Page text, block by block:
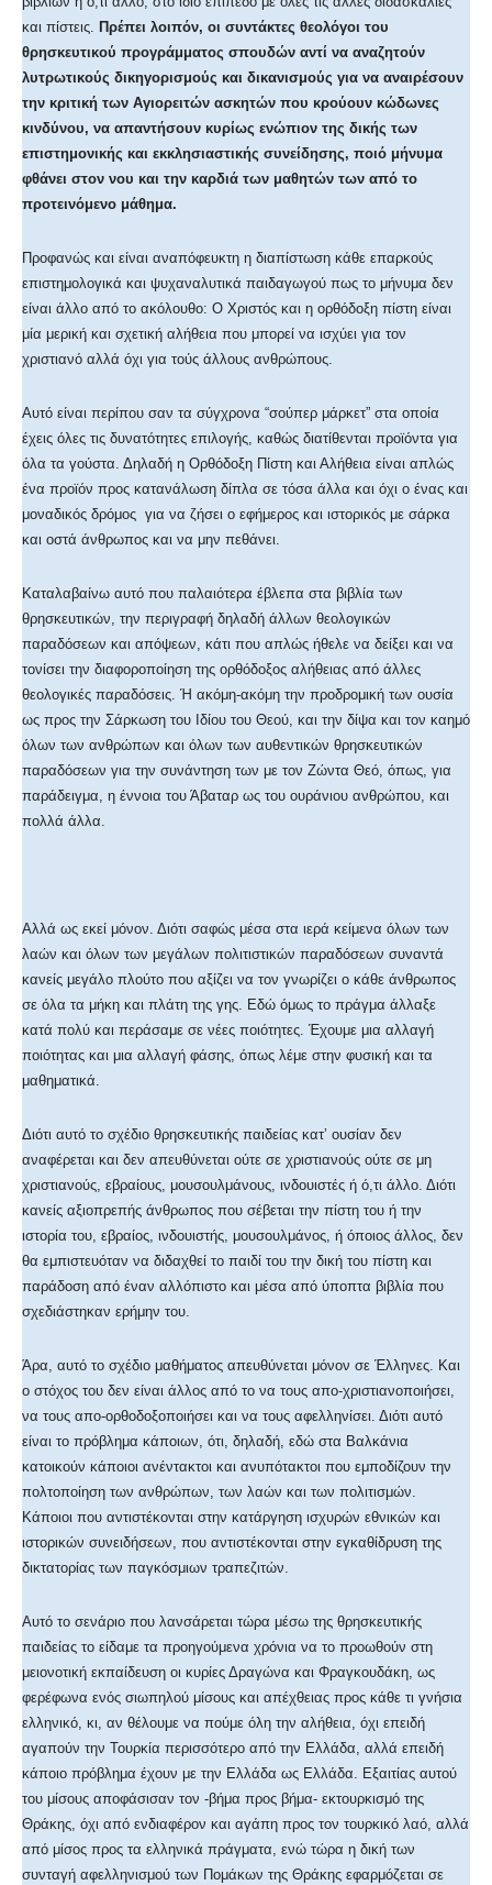
και πίστεις. Πρέπει λοιπόν, οι συντάκτες θεολόγοι του
θρησκευτικού προγράμματος σπουδών αντί να αναζητούν
λυτρωτικούς δικηγορισμούς και δικανισμούς για να αναιρέσουν
την κριτική των Αγιορειτών ασκητών που κρούουν κώδωνες
κινδύνου, να απαντήσουν κυρίως ενώπιον της δικής των
επιστημονικής και εκκλησιαστικής συνείδησης, ποιό μήνυμα
φθάνει στον νου και την καρδιά των μαθητών των από το
προτεινόμενο μάθημα.
Προφανώς και είναι αναπόφευκτη η διαπίστωση κάθε επαρκούς
επιστημολογικά και ψυχαναλυτικά παιδαγωγού πως το μήνυμα δεν
είναι άλλο από το ακόλουθο: Ο Χριστός και η ορθόδοξη πίστη είναι
μία μερική και σχετική αλήθεια που μπορεί να ισχύει για τον
χριστιανό αλλά όχι για τούς άλλους ανθρώπους.
Αυτό είναι περίπου σαν τα σύγχρονα “σούπερ μάρκετ” στα οποία
έχεις όλες τις δυνατότητες επιλογής, καθώς διατίθενται προϊόντα για
όλα τα γούστα. Δηλαδή η Ορθόδοξη Πίστη και Αλήθεια είναι απλώς
ένα προϊόν προς κατανάλωση δίπλα σε τόσα άλλα και όχι ο ένας και
μοναδικός δρόμος για να ζήσει ο εφήμερος και ιστορικός με σάρκα
και οστά άνθρωπος και να μην πεθάνει.
Καταλαβαίνω αυτό που παλαιότερα έβλεπα στα βιβλία των
θρησκευτικών, την περιγραφή δηλαδή άλλων θεολογικών
παραδόσεων και απόψεων, κάτι που απλώς ήθελε να δείξει και να
τονίσει την διαφοροποίηση της ορθόδοξος αλήθειας από άλλες
θεολογικές παραδόσεις. Ή ακόμη-ακόμη την προδρομική των ουσία
ως προς την Σάρκωση του Ιδίου του Θεού, και την δίψα και τον καημό
όλων των ανθρώπων και όλων των αυθεντικών θρησκευτικών
παραδόσεων για την συνάντηση των με τον Ζώντα Θεό, όπως, για
παράδειγμα, η έννοια του Άβαταρ ως του ουράνιου ανθρώπου, και
πολλά άλλα.
Αλλά ως εκεί μόνον. Διότι σαφώς μέσα στα ιερά κείμενα όλων των
λαών και όλων των μεγάλων πολιτιστικών παραδόσεων συναντά
κανείς μεγάλο πλούτο που αξίζει να τον γνωρίζει ο κάθε άνθρωπος
σε όλα τα μήκη και πλάτη της γης. Εδώ όμως το πράγμα άλλαξε
κατά πολύ και περάσαμε σε νέες ποιότητες. Έχουμε μια αλλαγή
ποιότητας και μια αλλαγή φάσης, όπως λέμε στην φυσική και τα
μαθηματικά.
Διότι αυτό το σχέδιο θρησκευτικής παιδείας κατ’ ουσίαν δεν
αναφέρεται και δεν απευθύνεται ούτε σε χριστιανούς ούτε σε μη
χριστιανούς, εβραίους, μουσουλμάνους, ινδουιστές ή ό,τι άλλο. Διότι
κανείς αξιοπρεπής άνθρωπος που σέβεται την πίστη του ή την
ιστορία του, εβραίος, ινδουιστής, μουσουλμάνος, ή όποιος άλλος, δεν
θα εμπιστευόταν να διδαχθεί το παιδί του την δική του πίστη και
παράδοση από έναν αλλόπιστο και μέσα από ύποπτα βιβλία που
σχεδιάστηκαν ερήμην του.
Άρα, αυτό το σχέδιο μαθήματος απευθύνεται μόνον σε Έλληνες. Και
ο στόχος του δεν είναι άλλος από το να τους απο-χριστιανοποιήσει,
να τους απο-ορθοδοξοποιήσει και να τους αφελληνίσει. Διότι αυτό
είναι το πρόβλημα κάποιων, ότι, δηλαδή, εδώ στα Βαλκάνια
κατοικούν κάποιοι ανέντακτοι και ανυπότακτοι που εμποδίζουν την
πολτοποίηση των ανθρώπων, των λαών και των πολιτισμών.
Κάποιοι που αντιστέκονται στην κατάργηση ισχυρών εθνικών και
ιστορικών συνειδήσεων, που αντιστέκονται στην εγκαθίδρυση της
δικτατορίας των παγκόσμιων τραπεζιτών.
Αυτό το σενάριο που λανσάρεται τώρα μέσω της θρησκευτικής
παιδείας το είδαμε τα προηγούμενα χρόνια να το προωθούν στη
μειονοτική εκπαίδευση οι κυρίες Δραγώνα και Φραγκουδάκη, ως
φερέφωνα ενός σιωπηλού μίσους και απέχθειας προς κάθε τι γνήσια
ελληνικό, κι, αν θέλουμε να πούμε όλη την αλήθεια, όχι επειδή
αγαπούν την Τουρκία περισσότερο από την Ελλάδα, αλλά επειδή
κάποιο πρόβλημα έχουν με την Ελλάδα ως Ελλάδα. Εξαιτίας αυτού
του μίσους αποφάσισαν τον -βήμα προς βήμα- εκτουρκισμό της
Θράκης, όχι από ενδιαφέρον και αγάπη προς τον τουρκικό λαό, αλλά
από μίσος προς τα ελληνικά πράγματα, ενώ τώρα η δική των
συνταγή αφελληνισμού των Πομάκων της Θράκης εφαρμόζεται σε